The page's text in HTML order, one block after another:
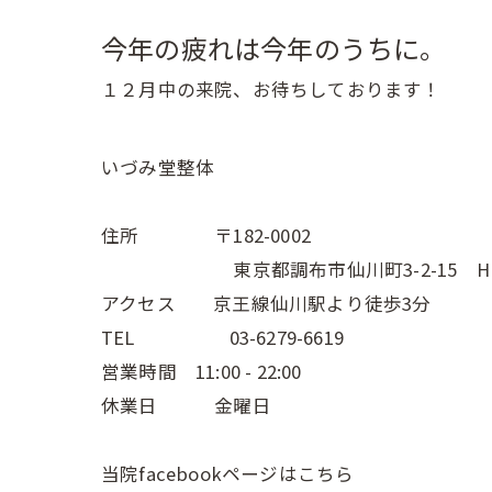
今年の疲れは今年のうちに。
１２月中の来院、お待ちしております！
いづみ堂整体
住所 〒182-0002
東京都調布市仙川町3-2-15
アクセス 京王線仙川駅より徒歩3分
TEL 03-6279-6619
営業時間 11:00 - 22:00
休業日 金曜日
当院facebookページはこちら